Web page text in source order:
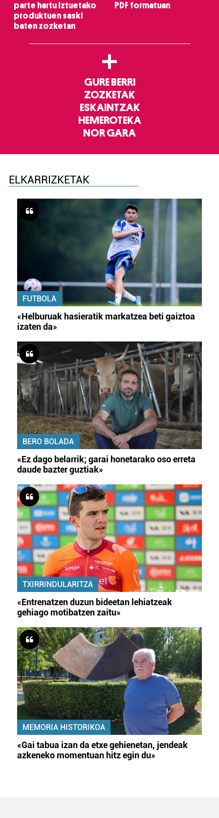
parte hartu Iztuetako
produktuen saski
baten zozketan
PDF formatuan
+
GURE BERRI
ZOZKETAK
ESKAINTZAK
HEMEROTEKA
NOR GARA
ELKARRIZKETAK
FUTBOLA
«Helburuak hasieratik markatzea beti gaiztoa
izaten da»
BERO BOLADA
«Ez dago belarrik; garai honetarako oso erreta
daude bazter guztiak»
TXIRRINDULARITZA
«Entrenatzen duzun bideetan lehiatzeak
gehiago motibatzen zaitu»
MEMORIA HISTORIKOA
«Gai tabua izan da etxe gehienetan, jendeak
azkeneko momentuan hitz egin du»